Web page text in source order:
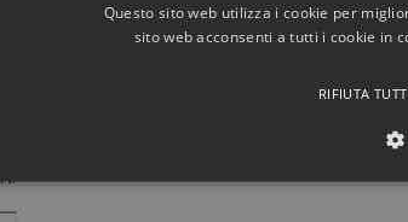
Questo sito web utilizza i cookie per
sito web acconsenti a tutti i cookie in
RIFIUTA